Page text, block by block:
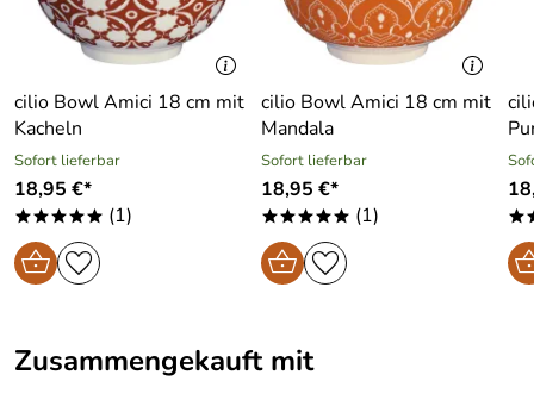
cilio Bowl Amici 18 cm mit
Kacheln
Sofort lieferbar
18,95 €*
***** (1)
cilio Bowl Amici 18 cm mit
Mandala
Sofort lieferbar
18,95 €*
***** (1)
Zusammengekauft mit